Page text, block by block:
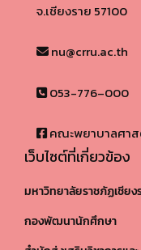
จ.เชียงราย 57100​
nu@crru.ac.th
053-776–000
คณะพยาบาลศาส
เว็บไซต์ที่เกี่ยวข้อง
มหาวิทยาลัยราชภัฏเชียง
กองพัฒนานักศึกษา